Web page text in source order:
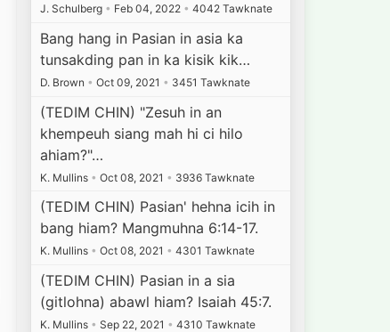
J. Schulberg • Feb 04, 2022 • 4042 Tawknate
Bang hang in Pasian in asia ka
tunsakding pan in ka kisik kik…
D. Brown • Oct 09, 2021 • 3451 Tawknate
(TEDIM CHIN) "Zesuh in an
khempeuh siang mah hi ci hilo
ahiam?"…
K. Mullins • Oct 08, 2021 • 3936 Tawknate
(TEDIM CHIN) Pasian' hehna icih in
bang hiam? Mangmuhna 6:14-17.
K. Mullins • Oct 08, 2021 • 4301 Tawknate
(TEDIM CHIN) Pasian in a sia
(gitlohna) abawl hiam? Isaiah 45:7.
K. Mullins • Sep 22, 2021 • 4310 Tawknate